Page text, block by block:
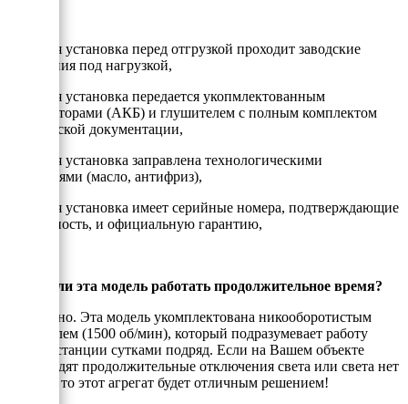
- Каждая установка перед отгрузкой проходит заводские
испытания под нагрузкой,
- Каждая установка передается укопмлектованным
аккумулторами (АКБ) и глушителем с полным комплектом
технической документации,
- Каждая установка заправлена технологическими
жидкостями (масло, антифриз),
- Каждая установка имеет серийные номера, подтверждающие
подлинность, и официальную гарантию,
Может ли эта модель работать продолжительное время?
Да, можно. Эта модель укомплектована никооборотистым
двигателем (1500 об/мин), который подразумевает работу
электростанции сутками подряд. Если на Вашем объекте
происходят продолжительные отключения света или света нет
вообще, то этот агрегат будет отличным решением!